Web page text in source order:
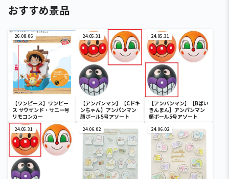
おすすめ景品
26.08.06
【ワンピース】ワンピー
ス サウザンド・サニー号
リモコンカー
24.05.31
【アンパンマン】【Cドキ
ンちゃん】アンパンマン
顔ボール5号アソート
24.05.31
【アンパンマン】【Bばい
きんまん】アンパンマン
顔ボール5号アソート
24.05.31 24.06.02 24.06.02